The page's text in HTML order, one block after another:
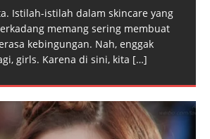
Istilah-istilah dalam skincare yang
memang sering membuat
kebingungan. Nah, enggak
girls. Karena di sini, kita […]